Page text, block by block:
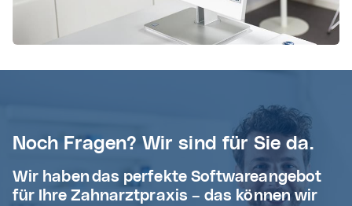
Noch Fragen? Wir sind für Sie da.
Wir haben das perfekte Softwareangebot
für Ihre Zahnarztpraxis – das können wir